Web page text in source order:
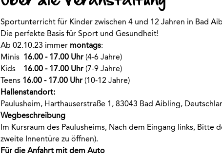
Sportunterricht für Kinder zwischen 4 und 12 Jahren in Bad
Die perfekte Basis für Sport und Gesundheit!
Ab 02.10.23 immer montags:
Minis 16.00 - 17.00 Uhr (4-6 Jahre)
Kids 16.00 - 17.00 Uhr (7-9 Jahre)
Teens 16.00 - 17.00 Uhr (10-12 Jahre)
Hallenstandort:
Paulusheim, Harthauserstraße 1, 83043 Bad Aibling,
Wegbeschreibung
Im Kursraum des Paulusheims, Nach dem Eingang links,
zweite Innentüre zu öffnen).
Für die Anfahrt mit dem Auto